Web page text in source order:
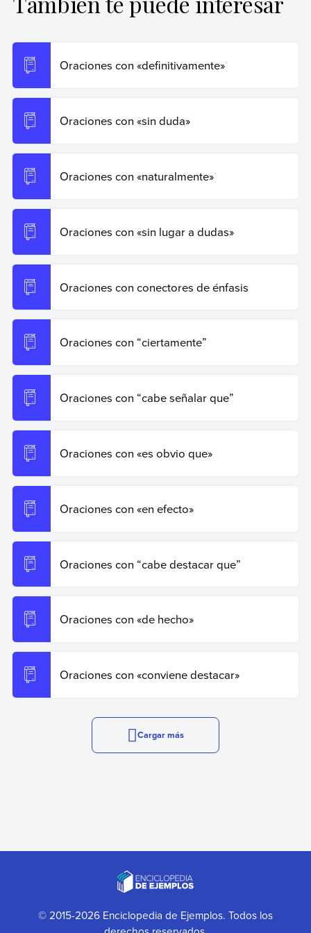
Miller, Ignacio (25 de octubre de 2024).Oraciones con
19 de junio de 2026 de
https://www.ejemplos.co/oraciones-con-obviamente/
Copiar cita
Oraciones con «definitivamente»
Oraciones con «sin duda»
Oraciones con «naturalmente»
Oraciones con «sin lugar a dudas»
Oraciones con conectores de énfasis
Oraciones con “ciertamente”
Oraciones con “cabe señalar que”
Oraciones con «es obvio que»
Oraciones con «en efecto»
Oraciones con “cabe destacar que”
Oraciones con «de hecho»
Oraciones con «conviene destacar»
Cargar más
© 2015-2026 Enciclopedia de Ejemplos. Todos los